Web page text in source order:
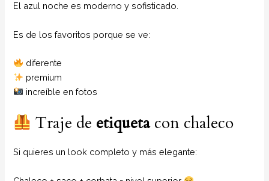
El azul noche es moderno y sofisticado.
Es de los favoritos porque se ve:
diferente
premium
increíble en fotos
Traje de etiqueta con chaleco
Si quieres un look completo y más elegante: